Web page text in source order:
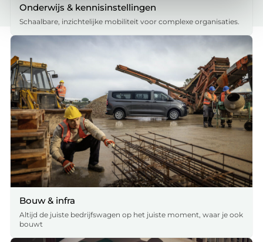
Met cookies passen we onze inhoud en advertenties aan
functies mogelijk en zien we hoe we onze site nóg beter
kunnen maken. We delen deze informatie ook met onze
partners voor social media, advertenties en analyse. Zij
kunnen dit combineren met gegevens die je al met hen
hebt gedeeld. Zo sluit alles optimaal aan op jouw
voorkeuren. Bekijk voor meer details onscookie-beleid.
We werken samen met19 derdendie uw gegevens
kunnen ontvangen en verwerken.
Onderwijs & kennisinstellingen
Schaalbare, inzichtelijke mobiliteit voor complexe organisaties.
Bouw & infra
Altijd de juiste bedrijfswagen op het juiste moment, waar je ook
bouwt